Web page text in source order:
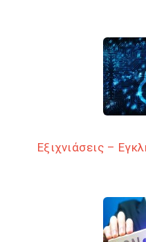
Εξιχνιάσεις –